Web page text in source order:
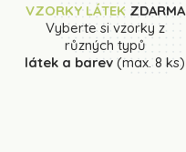
VZORKY LÁTEK ZDARMA
Vyberte si vzorky z
různých typů
látek a barev (max. 8 ks)